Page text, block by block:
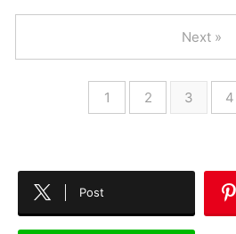
1 2 3 4
Next »
Post